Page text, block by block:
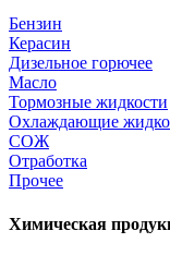
Бензин
Керасин
Дизельное горючее
Масло
Тормозные жидкости
Охлаждающие
СОЖ
Отработка
Прочее
Химическая